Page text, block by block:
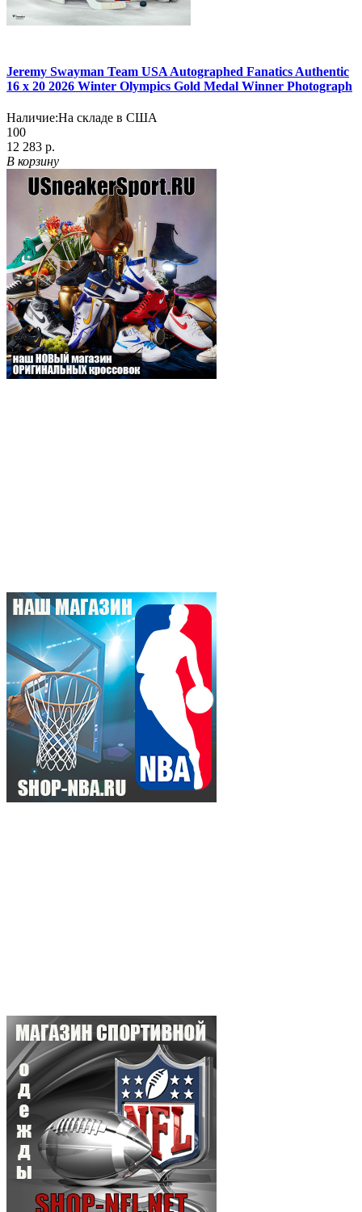
Jeremy Swayman Team USA Autographed Fanatics Authentic
16 x 20 2026 Winter Olympics Gold Medal Winner Photograph
Наличие:На складе в США
100
12 283 р.
В корзину